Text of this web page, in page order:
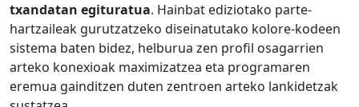
txandatan egituratua. Hainbat ediziotako parte-
hartzaileak gurutzatzeko diseinatutako kolore-kodeen
sistema baten bidez, helburua zen profil osagarrien
arteko konexioak maximizatzea eta programaren
eremua gainditzen duten zentroen arteko lankidetzak